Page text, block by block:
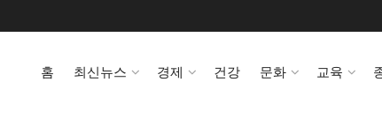
홈 최신뉴스 경제 건강 문화 교육